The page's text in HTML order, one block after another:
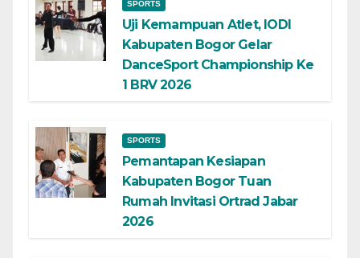
SPORTS
Uji Kemampuan Atlet, IODI
Kabupaten Bogor Gelar
DanceSport Championship Ke
1 BRV 2026
SPORTS
Pemantapan Kesiapan
Kabupaten Bogor Tuan
Rumah Invitasi Ortrad Jabar
2026